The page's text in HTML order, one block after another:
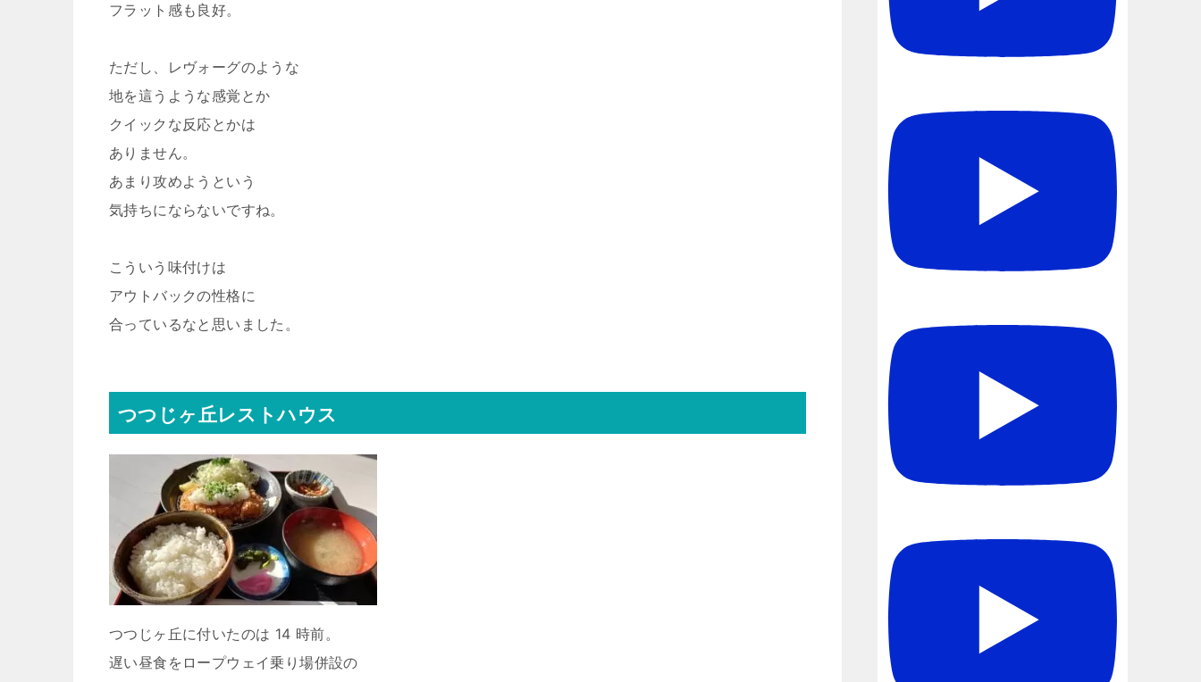
フラット感も良好。
ただし、レヴォーグのような
地を這うような感覚とか
クイックな反応とかは
ありません。
あまり攻めようという
気持ちにならないですね。
こういう味付けは
アウトバックの性格に
合っているなと思いました。
つつじヶ丘レストハウス
つつじヶ丘に付いたのは 14 時前。
遅い昼食をロープウェイ乗り場併設の